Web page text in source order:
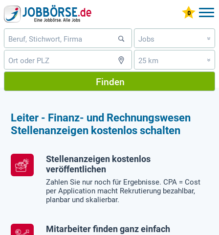
Jobs »
25 km »
Finden
Leiter - Finanz- und Rechnungswesen
Stellenanzeigen kostenlos schalten
Stellenanzeigen kostenlos
veröffentlichen
Zahlen Sie nur noch für Ergebnisse. CPA = Cost
per Application macht Rekrutierung bezahlbar,
planbar und skalierbar.
Mitarbeiter finden ganz einfach